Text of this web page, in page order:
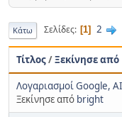
Κάτω Σελίδες 1 2
Τίτλος/Ξεκίνησε από
Λογαριασμοί Google,
Ξεκίνησε από bright